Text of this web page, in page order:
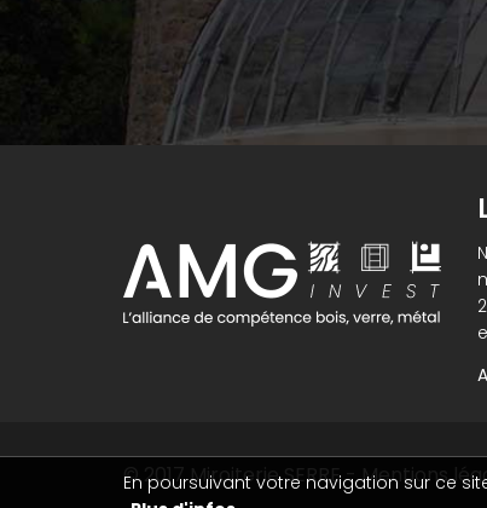
© 2017Miroiterie SERRE-Mentions
En poursuivant votre navigation sur ce